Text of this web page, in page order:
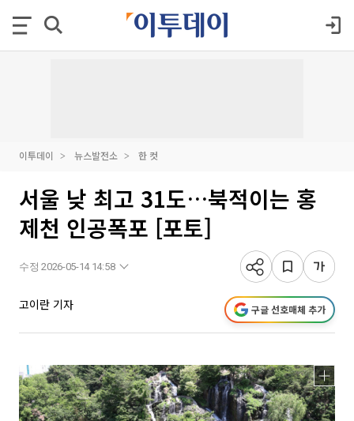
이투데이 뉴스발전소 한 컷
서울 낮 최고 31도…북적이는 홍
제천 인공폭포 [포토]
수정 2026-05-14 14:58
고이란 기자 구글 선호매체 추가